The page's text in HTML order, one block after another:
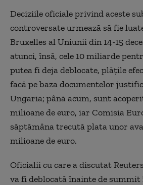
Deciziile oficiale privind aceste
controversate urmează să fie
Bruxelles al Uniunii din 14-15
atunci, însă, cele 10 miliarde
putea fi deja deblocate, plăţile
facă pe baza documentelor
Ungaria; până acum, sunt
milioane de euro, iar Comisia
săptămâna trecută plata unor
milioane de euro.
Oficialii cu care a discutat
va fi deblocată înainte de